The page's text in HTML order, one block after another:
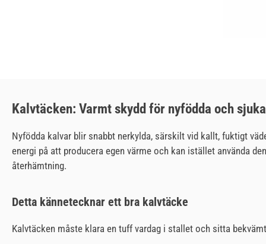
Kalvtäcken: Varmt skydd för nyfödda och
Nyfödda kalvar blir snabbt nerkylda, särskilt vid kallt, fuktigt
energi på att producera egen värme och kan istället använda
återhämtning.
Detta kännetecknar ett bra kalvtäcke
Kalvtäcken måste klara en tuff vardag i stallet och sitta